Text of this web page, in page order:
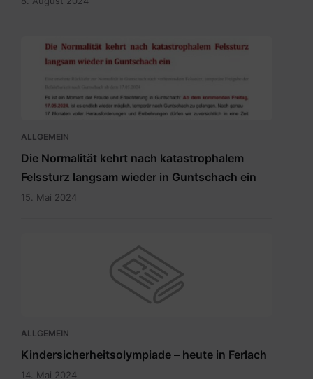
20240515
Newsletter
Befahrbarkeit
15.5.2024.pdf
ALLGEMEIN
Die Normalität kehrt nach katastrophalem
Felssturz langsam wieder in Guntschach ein
15. Mai 2024
ALLGEMEIN
Kindersicherheitsolympiade – heute in Ferlach
14. Mai 2024